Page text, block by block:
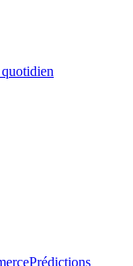
Prédictions